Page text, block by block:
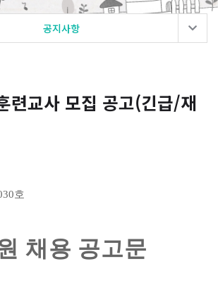
공지사항
련교사 모집 공고(긴급/재
호
채용 공고문